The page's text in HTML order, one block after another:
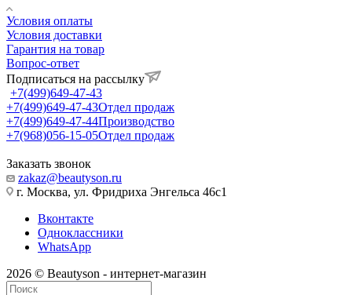
Условия оплаты
Условия доставки
Гарантия на товар
Вопрос-ответ
Подписаться на рассылку
+7(499)649-47-43
+7(499)649-47-43Отдел продаж
+7(499)649-47-44Производство
+7(968)056-15-05Отдел продаж
Заказать звонок
zakaz@beautyson.ru
г. Москва, ул. Фридриха Энгельса 46с1
Вконтакте
Одноклассники
WhatsApp
2026 © Beautyson - интернет-магазин